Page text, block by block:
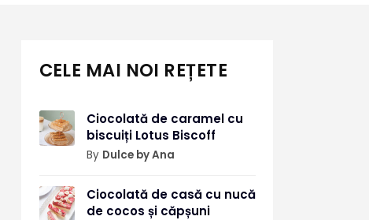
CELE MAI NOI REȚETE
Ciocolată de caramel cu
biscuiți Lotus Biscoff
By Dulce by Ana
Ciocolată de casă cu nucă
de cocos și căpșuni